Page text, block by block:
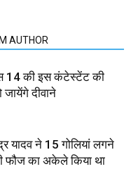
AUTHOR
14 की इस कंटेस्टेंट की
दीवाने
यादव ने 15 गोलियां लगने
फौज का अकेले किया था